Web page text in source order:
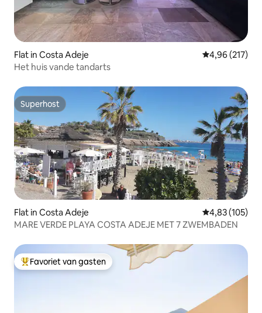
Flat in Costa Adeje Gemiddelde
4,96 (217)
Het huis vande tandarts
Superhost
Superhost
Flat in Costa Adeje Gemiddelde
4,83 (105)
MARE VERDE PLAYA COSTA ADEJE MET 7 ZWEMBADEN
Topfavoriet van gasten
Favoriet van gasten